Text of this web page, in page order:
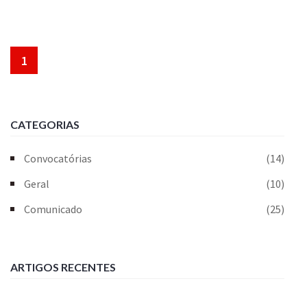
1
CATEGORIAS
Convocatórias
(14)
Geral
(10)
Comunicado
(25)
ARTIGOS RECENTES